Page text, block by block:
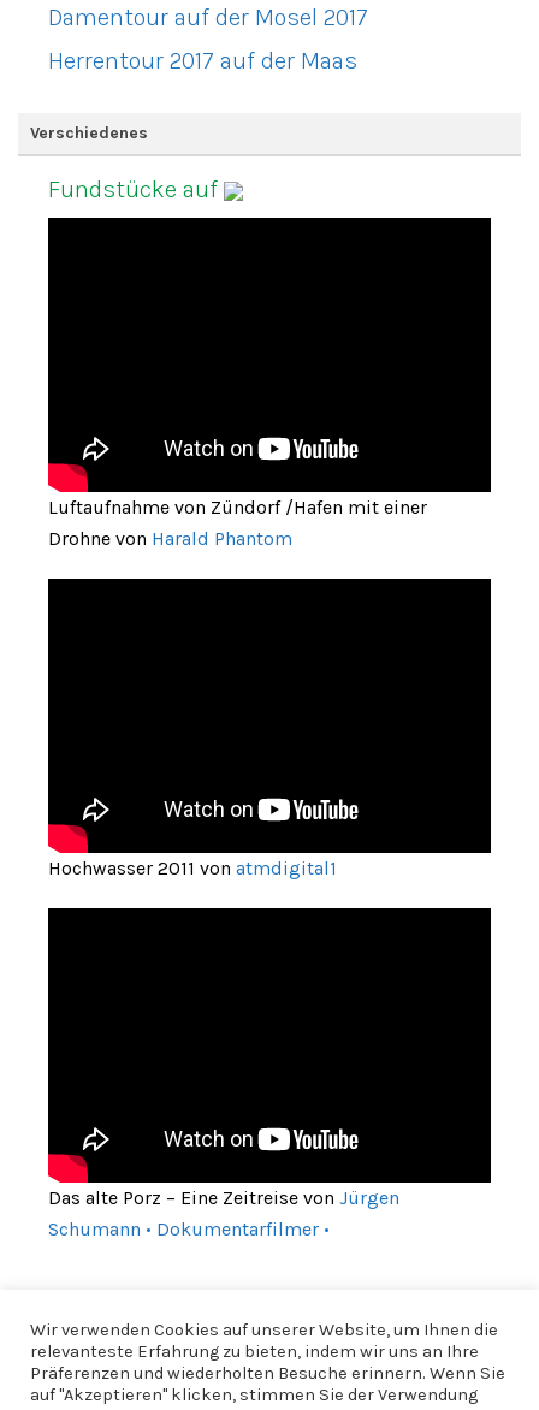
Damentour auf der Mosel 2017
Herrentour 2017 auf der Maas
Verschiedenes
Fundstücke auf
Luftaufnahme von Zündorf /Hafen mit einer
Drohne von Harald Phantom
Hochwasser 2011 von atmdigital1
Das alte Porz – Eine Zeitreise von Jürgen
Schumann • Dokumentarfilmer •
Wir verwenden Cookies auf unserer Website, um Ihnen die
relevanteste Erfahrung zu bieten, indem wir uns an Ihre
Präferenzen und wiederholten Besuche erinnern. Wenn Sie
auf "Akzeptieren" klicken, stimmen Sie der Verwendung